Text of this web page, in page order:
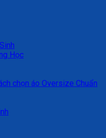
Học
chọn áo Oversize Chuẩn